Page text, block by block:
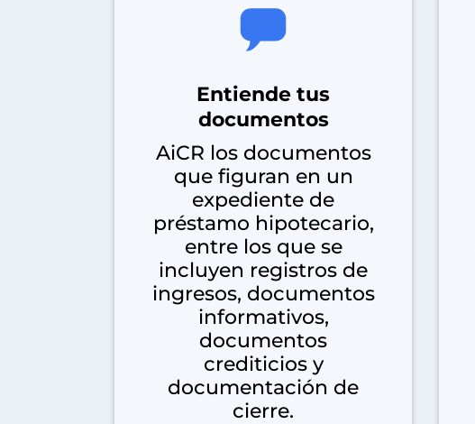
Entiende tus
documentos
AiCR los documentos
que figuran en un
expediente de
préstamo hipotecario,
entre los que se
incluyen registros de
ingresos, documentos
informativos,
documentos
crediticios y
documentación de
cierre.